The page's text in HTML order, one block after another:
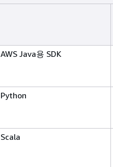
AWS Java용 SDK
Python
Scala